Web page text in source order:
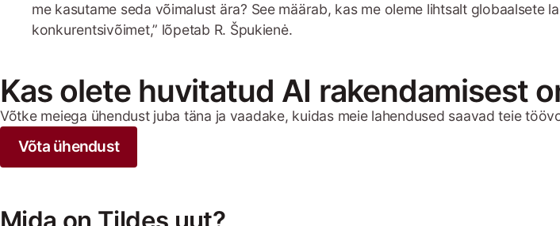
me kasutame seda võimalust ära? See määrab, kas me oleme lihtsalt globaalsete
konkurentsivõimet,” lõpetab R. Špukienė.
Kas olete huvitatud AI rakendamisest
Võtke meiega ühendust juba täna ja vaadake, kuidas meie lahendused saavad teie
Võta ühendust